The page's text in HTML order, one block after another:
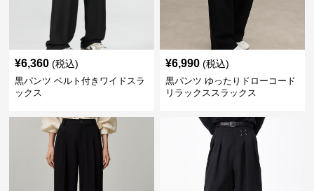
¥6,360 (税込)
黒パンツ ベルト付きワイドスラ
ックス
¥6,990 (税込)
黒パンツ ゆったりドローコード
リラックススラックス